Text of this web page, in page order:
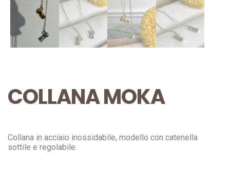
COLLANA MOKA
Collana in acciaio inossidabile, modello con catenella
sottile e regolabile.